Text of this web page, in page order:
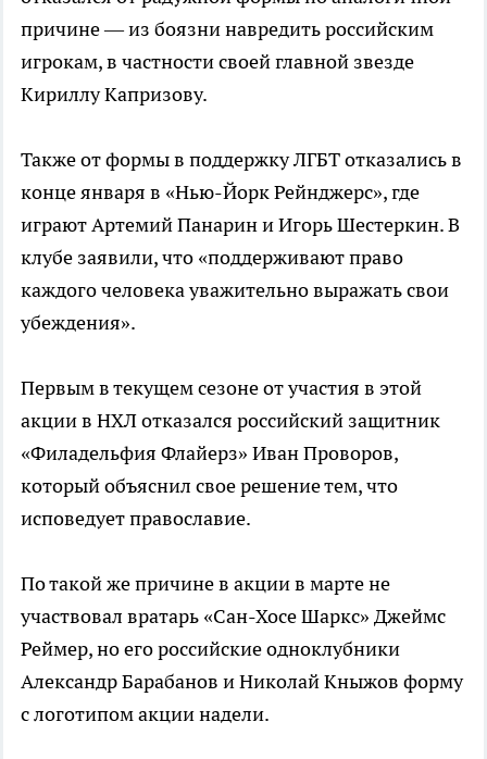
причине — из боязни навредить российским
игрокам, в частности своей главной звезде
Кириллу Капризову.
Также от формы в поддержку ЛГБТ отказались в
конце января в «Нью-Йорк Рейнджерс», где
играют Артемий Панарин и Игорь Шестеркин. В
клубе заявили, что «поддерживают право
каждого человека уважительно выражать свои
убеждения».
Первым в текущем сезоне от участия в этой
акции в НХЛ отказался российский защитник
«Филадельфия Флайерз» Иван Проворов,
который объяснил свое решение тем, что
исповедует православие.
По такой же причине в акции в марте не
участвовал вратарь «Сан-Хосе Шаркс» Джеймс
Реймер, но его российские одноклубники
Александр Барабанов и Николай Кныжов форму
с логотипом акции надели.